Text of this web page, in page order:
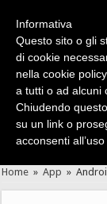
Home » App »
Informativa
Questo sito o gli
di cookie
nella cookie
a tutti o ad alcuni
Chiudendo
su un link o
acconsenti